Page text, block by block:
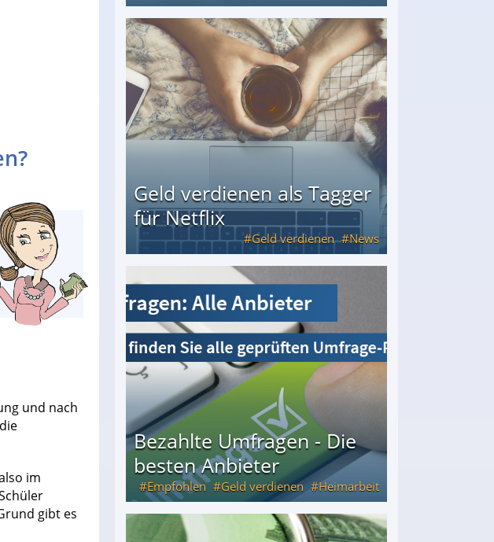
und nach
im
gibt es
besten Heimarbeiten
Geld verdienen als Tagger
für Netflix
Geld verdienen News
für Netflix
Bezahlte Umfragen - Die
besten Anbieter
Empfohlen Geld verdienen Heimarbeit